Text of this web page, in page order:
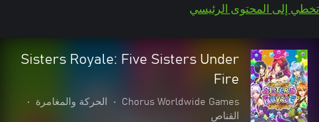
تخطي إلى المحتوى الرئيسي
Sisters Royale: Five Sisters Under
Fire
Chorus Worldwide Games
• الحركة والمغامرة
•
القناص